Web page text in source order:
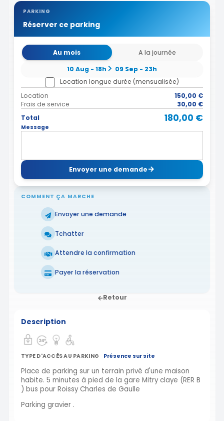
PARKING
Réserver ce parking
Au mois
A la journée
10 Aug - 18h
09 Sep - 23h
Location longue durée (mensualisée)
Location
150,00 €
Frais de service
30,00 €
Total
180,00 €
Message
Envoyer une demande
COMMENT ÇA MARCHE
Envoyer une demande
Tchatter
Attendre la confirmation
Payer la réservation
Retour
Description
TYPE D'ACCÈS AU PARKING Présence sur site
Place de parking sur un terrain privé d'une maison
habite. 5 minutes à pied de la gare Mitry claye (RER B
) bus pour Roissy Charles de Gaulle
Parking gravier .